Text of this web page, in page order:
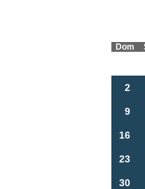
Dom
2
9
16
23
30